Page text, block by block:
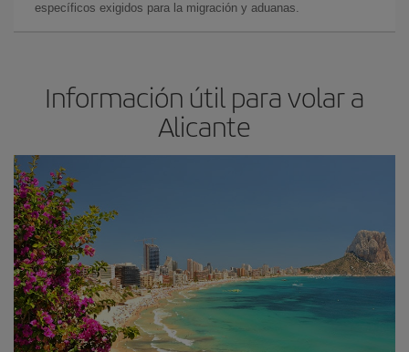
específicos exigidos para la migración y aduanas.
Información útil para volar a
Alicante